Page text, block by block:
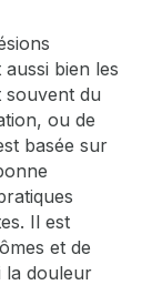
bien les
souvent du
ou de
basée sur
Il est
et de
la douleur